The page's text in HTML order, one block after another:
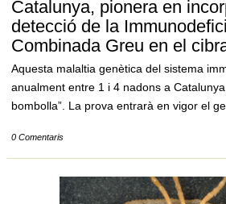
Catalunya, pionera en
detecció de la
Combinada Greu en el
Aquesta malaltia genètica del sistema
anualment entre 1 i 4 nadons a
bombolla”. La prova entrarà en vigor el
0 Comentaris